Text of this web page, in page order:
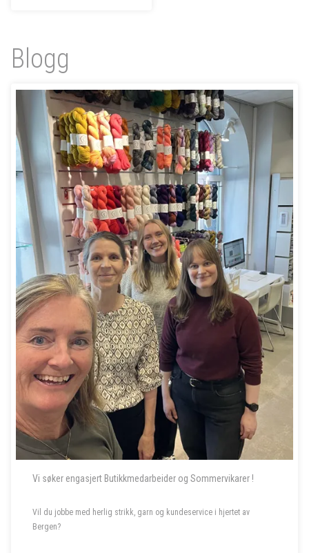
Blogg
Vi søker engasjert Butikkmedarbeider og Sommervikarer !
Vil du jobbe med herlig strikk, garn og kundeservice i hjertet av
Bergen?